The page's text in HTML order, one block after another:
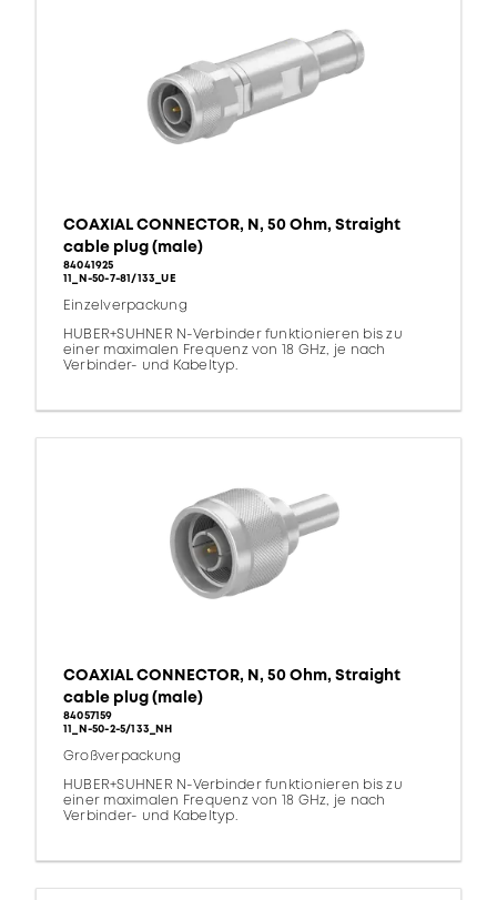
COAXIAL CONNECTOR, N, 50 Ohm, Straight
cable plug (male)
84041925
11_N-50-7-81/133_UE
Einzelverpackung
HUBER+SUHNER N-Verbinder funktionieren bis zu
einer maximalen Frequenz von 18 GHz, je nach
Verbinder- und Kabeltyp.
COAXIAL CONNECTOR, N, 50 Ohm, Straight
cable plug (male)
84057159
11_N-50-2-5/133_NH
Großverpackung
HUBER+SUHNER N-Verbinder funktionieren bis zu
einer maximalen Frequenz von 18 GHz, je nach
Verbinder- und Kabeltyp.